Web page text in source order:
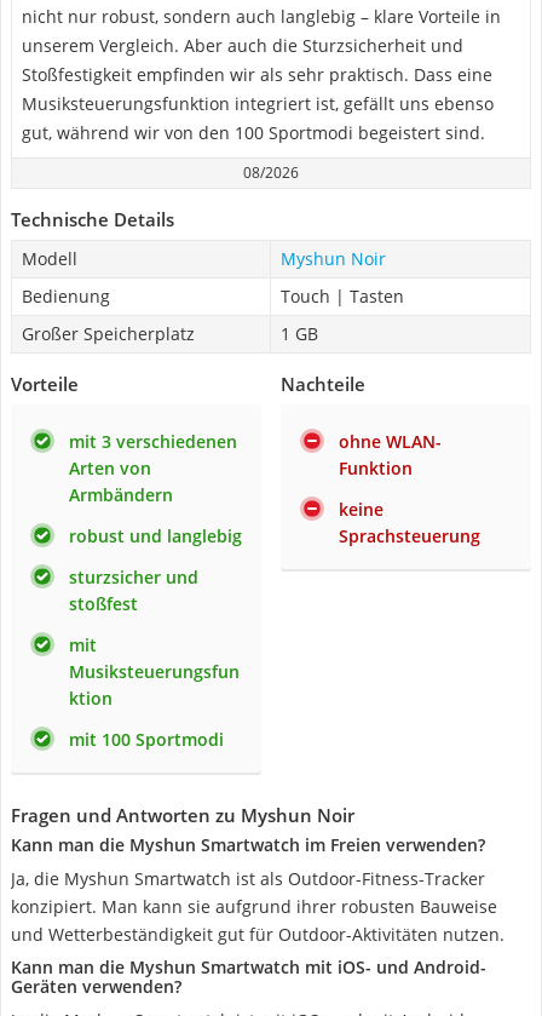
nicht nur robust, sondern auch langlebig – klare Vorteile in
unserem Vergleich. Aber auch die Sturzsicherheit und
Stoßfestigkeit empfinden wir als sehr praktisch. Dass eine
Musiksteuerungsfunktion integriert ist, gefällt uns ebenso
gut, während wir von den 100 Sportmodi begeistert sind.
08/2026
Technische Details
Modell
Myshun Noir
Bedienung
Touch | Tasten
Großer Speicherplatz
1 GB
Vorteile
mit 3 verschiedenen
Arten von
Armbändern
robust und langlebig
sturzsicher und
stoßfest
mit
Musiksteuerungsfun
ktion
mit 100 Sportmodi
Nachteile
ohne WLAN-
Funktion
keine
Sprachsteuerung
Fragen und Antworten zu Myshun Noir
Kann man die Myshun Smartwatch im Freien verwenden?
Ja, die Myshun Smartwatch ist als Outdoor-Fitness-Tracker
konzipiert. Man kann sie aufgrund ihrer robusten Bauweise
und Wetterbeständigkeit gut für Outdoor-Aktivitäten nutzen.
Kann man die Myshun Smartwatch mit iOS- und Android-
Geräten verwenden?